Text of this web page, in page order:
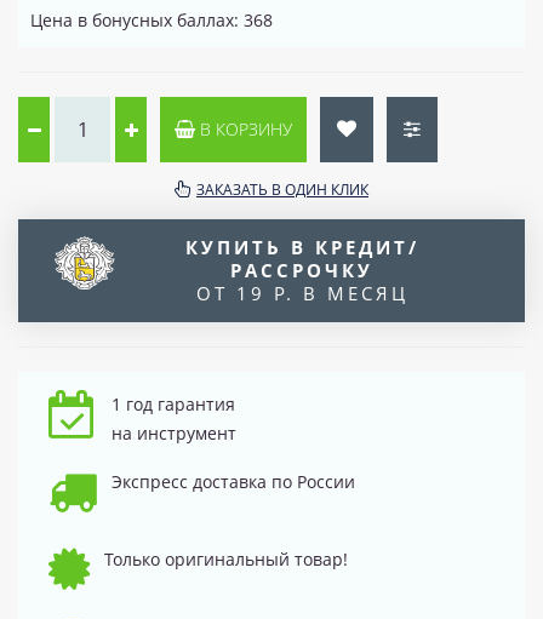
Цена в бонусных баллах: 368
В КОРЗИНУ
ЗАКАЗАТЬ В ОДИН КЛИК
КУПИТЬ В КРЕДИТ/
РАССРОЧКУ
ОТ 19 Р. В МЕСЯЦ
1 год гарантия
на инструмент
Экспресс доставка по России
Только оригинальный товар!